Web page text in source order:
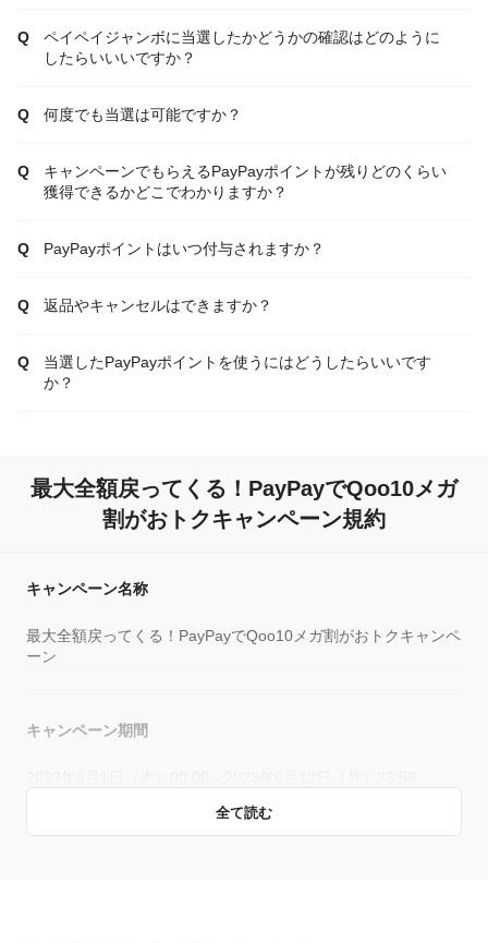
ペイペイジャンボに当選したかどうかの確認はどのように
したらいいいですか？
何度でも当選は可能ですか？
キャンペーンでもらえるPayPayポイントが残りどのくらい
獲得できるかどこでわかりますか？
PayPayポイントはいつ付与されますか？
返品やキャンセルはできますか？
当選したPayPayポイントを使うにはどうしたらいいです
か？
最大全額戻ってくる！PayPayでQoo10メガ
割がおトクキャンペーン規約
全て読む
キャンペーン名称
最大全額戻ってくる！PayPayでQoo10メガ割がおトクキャンペ
ーン
キャンペーン期間